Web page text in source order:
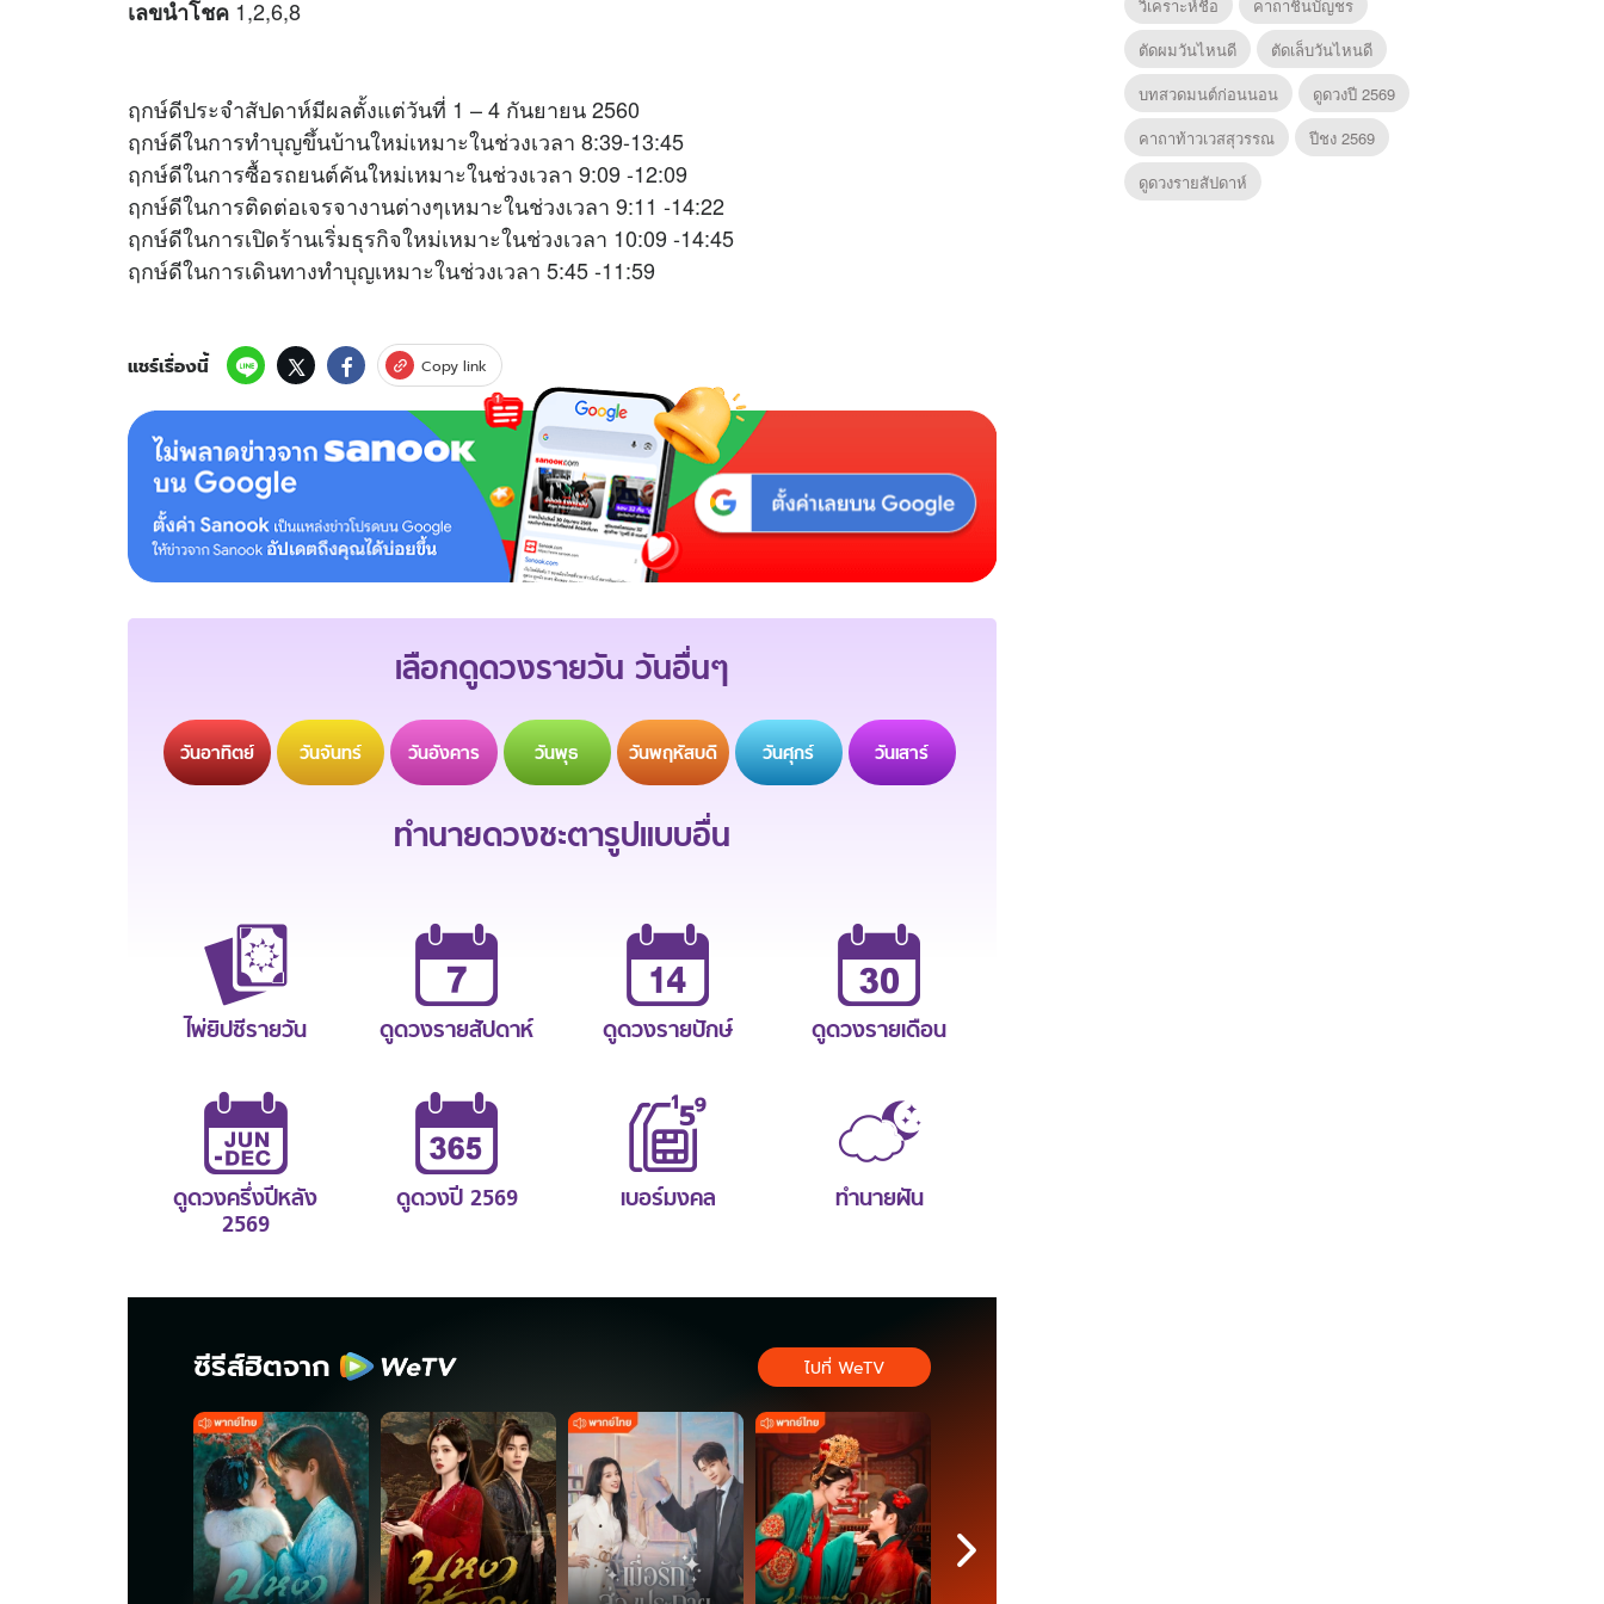
เลขนำโชค 1,2,6,8
ฤกษ์ดีประจำสัปดาห์มีผลตั้งแต่วันที่ 1 – 4 กันยายน 2560
ฤกษ์ดีในการทำบุญขึ้นบ้านใหม่เหมาะในช่วงเวลา 8:39-13:45
ฤกษ์ดีในการซื้อรถยนต์คันใหม่เหมาะในช่วงเวลา 9:09 -12:09
ฤกษ์ดีในการติดต่อเจรจางานต่างๆเหมาะในช่วงเวลา 9:11 -14:22
ฤกษ์ดีในการเปิดร้านเริ่มธุรกิจใหม่เหมาะในช่วงเวลา 10:09 -14:45
ฤกษ์ดีในการเดินทางทำบุญเหมาะในช่วงเวลา 5:45 -11:59
แชร์เรื่องนี้ Copy link
เลือกดูดวงรายวัน วันอื่นๆ
วันอาทิตย์ วันจันทร์ วันอังคาร วันพุธ วันพฤหัสบดี วันศุกร์ วันเสาร์
ทำนายดวงชะตารูปแบบอื่น
ไพ่ยิปซีรายวัน ดูดวงรายสัปดาห์ ดูดวงรายปักษ์ ดูดวงรายเดือน
ดูดวงครึ่งปีหลัง
2569
ดูดวงปี 2569 เบอร์มงคล ทำนายฝัน
ซีรีส์ฮิตจาก ไปที่ WeTV
วิเคราะห์ชื่อ
คาถาชินบัญชร
ตัดผมวันไหนดี
ตัดเล็บวันไหนดี
บทสวดมนต์ก่อนนอน
ดูดวงปี 2569
คาถาท้าวเวสสุวรรณ
ปีชง 2569
ดูดวงรายสัปดาห์